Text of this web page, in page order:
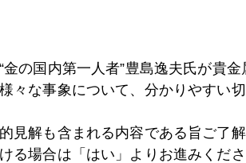
金の国内第一人者”豊島逸夫氏が貴
々な事象について、分かりやすい
見解も含まれる内容である旨ご了
る場合は「はい」よりお進みくださ